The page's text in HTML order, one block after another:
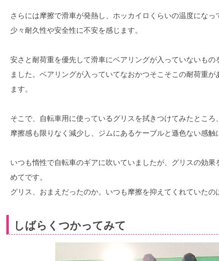
さらには摩擦で滑車が発熱し、ホッカイロくらいの温度にな
少々耐久性や安全性に不安を感じます。
安さと耐荷重を優先して滑車にベアリングが入っていないも
ました。ベアリングが入っていてなおかつそこそこの耐荷重
ます。
そこで、自転車用に使っているグリスを拭きつけてみたとこ
摩擦感も限りなく減少し、ジムにあるケーブルと遜色ない感触
いつも惰性で自転車のギアに吹いていましたが、グリスの効
めてです。
グリス、おまえだったのか。いつも摩擦を抑えてくれていたの
しばらくつかってみて